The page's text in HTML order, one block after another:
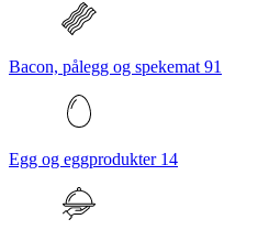
Bacon, pålegg og spekemat 91
Egg og eggprodukter 14